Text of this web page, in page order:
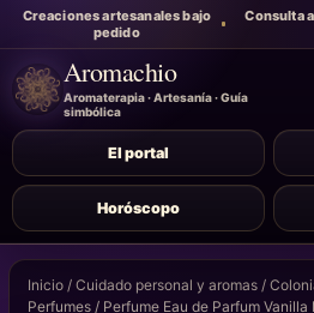
Creaciones artesanales bajo
pedido
Consulta
Aromachio
Aromaterapia · Artesanía · Guía
simbólica
El portal
Horóscopo
Inicio / Cuidado personal y aromas /
Perfumes / Perfume Eau de Parfum Vanilla